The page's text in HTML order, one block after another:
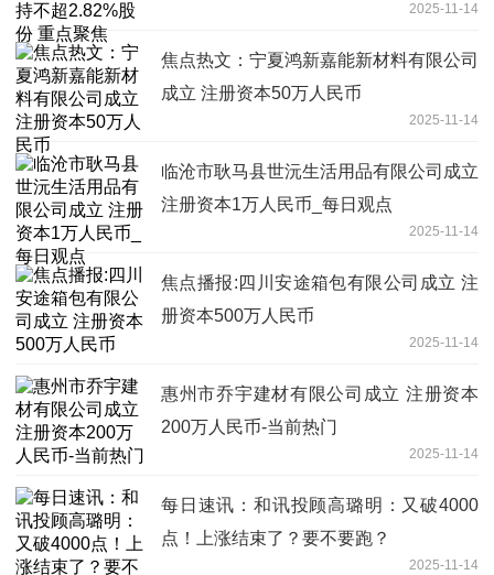
2025-11-14
焦点热文：宁夏鸿新嘉能新材料有限公司
成立 注册资本50万人民币
2025-11-14
临沧市耿马县世沅生活用品有限公司成立
注册资本1万人民币_每日观点
2025-11-14
焦点播报:四川安途箱包有限公司成立 注
册资本500万人民币
2025-11-14
惠州市乔宇建材有限公司成立 注册资本
200万人民币-当前热门
2025-11-14
每日速讯：和讯投顾高璐明：又破4000
点！上涨结束了？要不要跑？
2025-11-14